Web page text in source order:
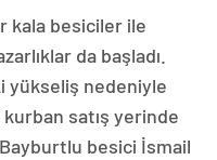
kala besiciler ile
da başladı.
yükseliş nedeniyle
kurban satış yerinde
besici İsmail